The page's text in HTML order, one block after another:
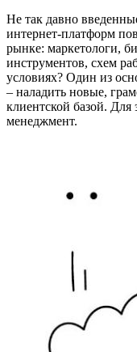
Не так давно
интернет-платформ
рынке: маркетологи,
инструментов, схем
условиях? Один из
– наладить новые,
клиентской базой.
менеджмент.